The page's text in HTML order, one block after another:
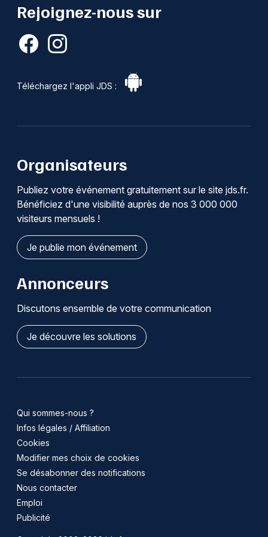
Rejoignez-nous sur
Téléchargez l'appli JDS :
Organisateurs
Publiez votre événement gratuitement sur le site jds.fr.
Bénéficiez d'une visibilité auprès de nos 3 000 000
visiteurs mensuels !
Je publie mon événement
Annonceurs
Discutons ensemble de votre communication
Je découvre les solutions
Qui sommes-nous ?
Infos légales / Affiliation
Cookies
Modifier mes choix de cookies
Se désabonner des notifications
Nous contacter
Emploi
Publicité